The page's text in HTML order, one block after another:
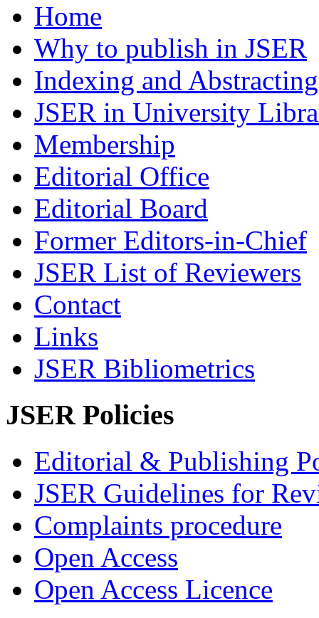
Home
Why to publish in JSER
Indexing and Abstracting
JSER in University
Membership
Editorial Office
Editorial Board
Former Editors-in-Chief
JSER List of Reviewers
Contact
Links
JSER Bibliometrics
JSER Policies
Editorial & Publishing
JSER Guidelines for
Complaints procedure
Open Access
Open Access Licence